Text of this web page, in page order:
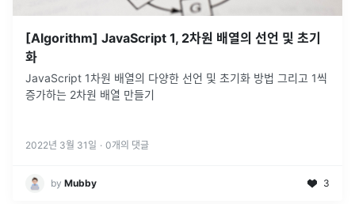
[Algorithm] JavaScript 1, 2차원 배열의 선언 및 초기
화
JavaScript 1차원 배열의 다양한 선언 및 초기화 방법 그리고 1씩
증가하는 2차원 배열 만들기
2022년 3월 31일 · 0개의 댓글
by Mubby 3